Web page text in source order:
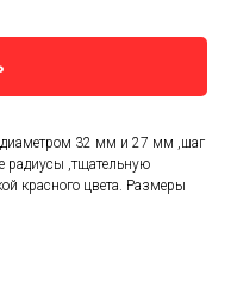
32 мм и 27 мм ,шаг
радиусы ,тщательную
красного цвета. Размеры